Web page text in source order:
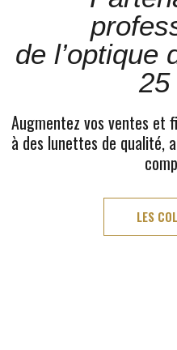
de l’optique
25
Augmentez vos ventes et
à des lunettes de qualité,
LES